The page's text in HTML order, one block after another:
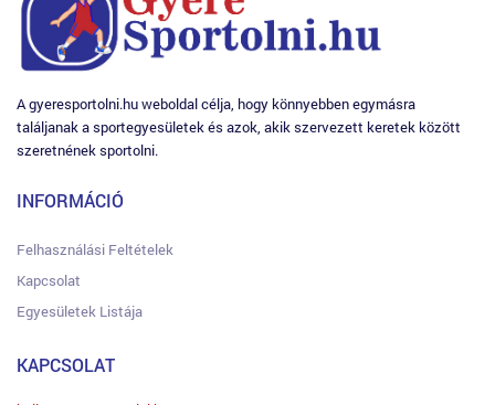
A gyeresportolni.hu weboldal célja, hogy könnyebben egymásra
találjanak a sportegyesületek és azok, akik szervezett keretek között
szeretnének sportolni.
INFORMÁCIÓ
Felhasználási Feltételek
Kapcsolat
Egyesületek Listája
KAPCSOLAT